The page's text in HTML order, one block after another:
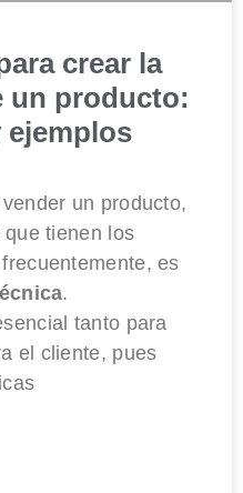
crear la
un producto:
ejemplos
un producto,
tienen los
es
.
tanto para
el cliente, pues